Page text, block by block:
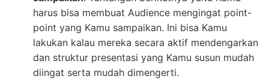
harus bisa membuat Audience mengingat point-
point yang Kamu sampaikan. Ini bisa Kamu
lakukan kalau mereka secara aktif mendengarkan
dan struktur presentasi yang Kamu susun mudah
diingat serta mudah dimengerti.